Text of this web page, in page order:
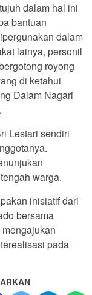
dalam hal ini
bantuan
dalam
lainya, personil
royong
di ketahui
Dalam Nagari
Lestari sendiri
warga.
inisiatif dari
bersama
pada